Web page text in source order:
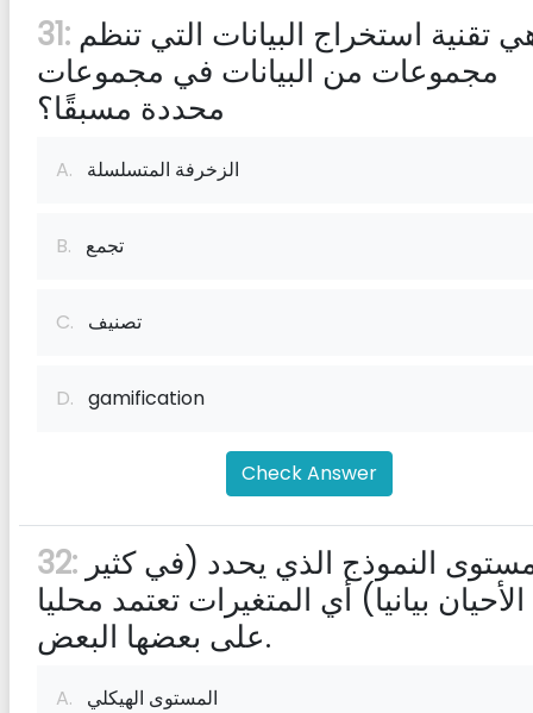
31:
مجموعات من البيانات في مجموعات
محددة مسبقًا؟
A. الزخرفة المتسلسلة
B. تجمع
C. تصنيف
D. gamification
Check Answer
32:
بيانيا) أي المتغيرات تعتمد محليا
على بعضها البعض.
A. المستوى الهيكلي